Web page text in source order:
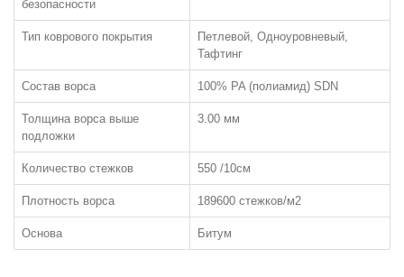
ПО КЛАССУ:
32 класс
34 класс
ЧАСТО ИЩУТ:
С фаской
Толщиной 12мм
Класса пожарной опасности КМ3
безопасности
Тип коврового покрытия
Петлевой, Одноуровневый,
Тафтинг
Состав ворса 100% PA (полиамид) SDN
Толщина ворса выше
подложки
3.00 мм
Количество стежков 550 /10см
Плотность ворса 189600 стежков/м2
Основа Битум